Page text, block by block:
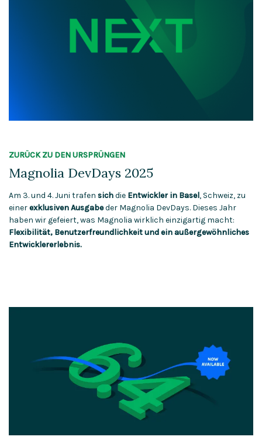
ZURÜCK ZU DEN URSPRÜNGEN
Magnolia DevDays 2025
Am 3. und 4. Juni trafen sichdie Entwickler in Basel, Schweiz, zu
einerexklusiven Ausgabeder Magnolia DevDays. Dieses Jahr
haben wir gefeiert, was Magnolia wirklich einzigartig macht:
Flexibilität, Benutzerfreundlichkeit und ein außergewöhnliches
Entwicklererlebnis.